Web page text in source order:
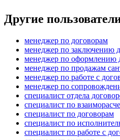
Другие
менеджер по договорам
менеджер по заключению
менеджер по оформлению
менеджер по продажам
менеджер по работе с
менеджер по
специалист отдела
специалист по
специалист по договорам
специалист по
специалист по работе с